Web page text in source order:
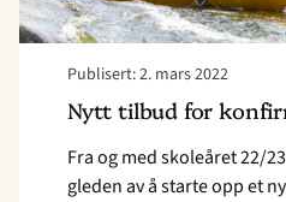
Publisert: 2. mars 2022
Nytt tilbud for
Fra og med skoleåret 22/
gleden av å starte opp et